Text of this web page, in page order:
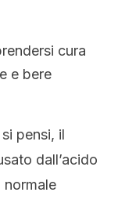
cura
e bere
pensi, il
dall’acido
normale